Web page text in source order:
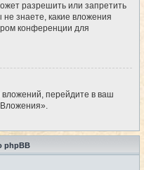
разрешить или запретить
знаете, какие вложения
конференции для
перейдите в ваш
phpBB